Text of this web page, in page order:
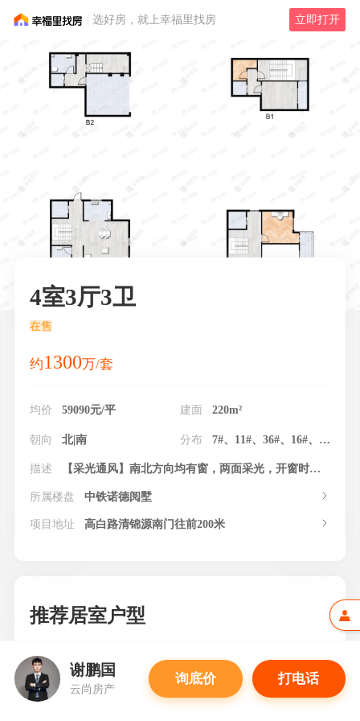
选好房，就上幸福里找房 立即打开
4室3厅3卫
在售
约1300万/套
均价 59090元/平 建面 220m²
朝向 北|南 分布 7#、11#、36#、16#、40#、44#、13#、18#、21#、24#、31#
描述 【采光通风】南北方向均有窗，两面采光，开窗时形成对流，给房间通风换气。
所属楼盘 中铁诺德阅墅
项目地址 高白路清锦源南门往前200米
推荐居室户型
谢鹏国
云尚房产
询底价 打电话